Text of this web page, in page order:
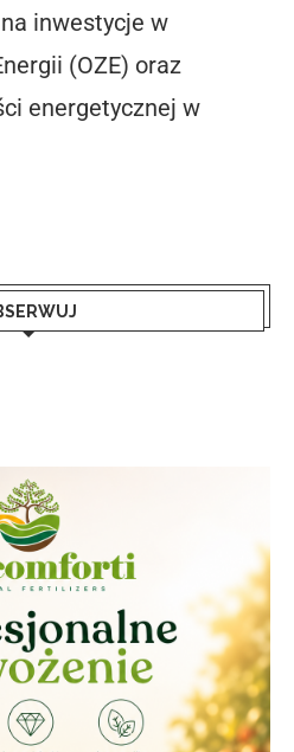
inwestycje w
(OZE) oraz
energetycznej w